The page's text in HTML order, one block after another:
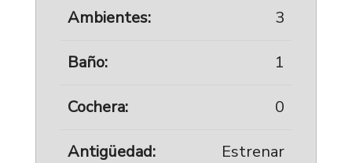
Ambientes: 3
Baño: 1
Cochera: 0
Antigüedad: Estrenar